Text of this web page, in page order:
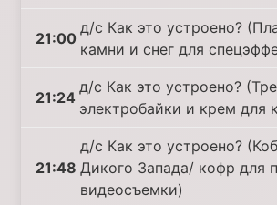
21:00
д/с Как это устроено?
камни и снег для
21:24
д/с Как это устроено?
электробайки и крем для
21:48
д/с Как это устроено?
Дикого Запада/ кофр для
видеосъемки)